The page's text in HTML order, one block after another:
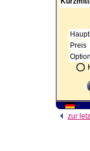
Preis
zur